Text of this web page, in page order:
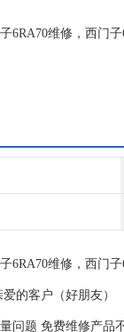
6RA70维修，西门
子6RA70维修，西门
的客户（好朋友）
问题 免费维修产